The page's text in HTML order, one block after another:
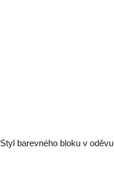
Styl barevného bloku v oděvu